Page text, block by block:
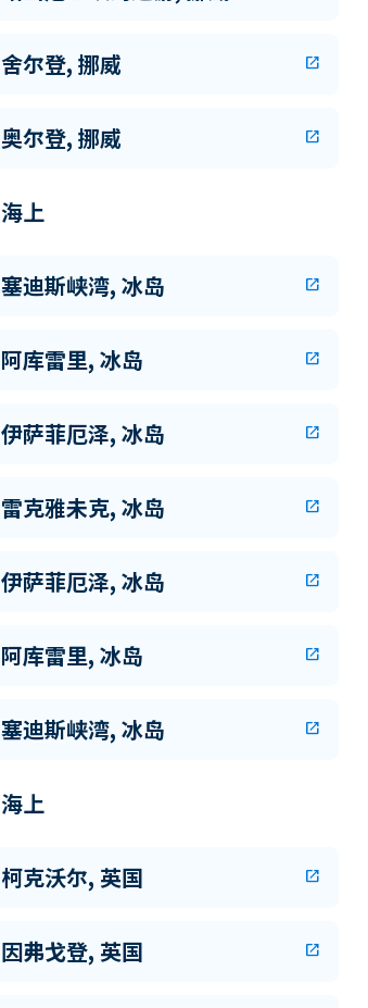
舍尔登, 挪威 open_in_new
奥尔登, 挪威 open_in_new
海上
塞迪斯峡湾, 冰岛 open_in_new
阿库雷里, 冰岛 open_in_new
伊萨菲厄泽, 冰岛 open_in_new
雷克雅未克, 冰岛 open_in_new
伊萨菲厄泽, 冰岛 open_in_new
阿库雷里, 冰岛 open_in_new
塞迪斯峡湾, 冰岛 open_in_new
海上
柯克沃尔, 英国 open_in_new
因弗戈登, 英国 open_in_new